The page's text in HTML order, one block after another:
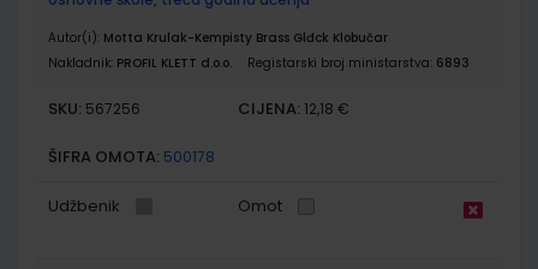
Autor(i): Motta Krulak-Kempisty Brass Glđck Klobučar
Nakladnik: PROFIL KLETT d.o.o. Registarski broj ministarstva: 6893
SKU: 567256 CIJENA: 12,18 €
ŠIFRA OMOTA: 500178
Udžbenik Omot